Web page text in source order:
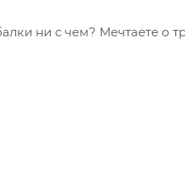
ни с чем? Мечтаете о